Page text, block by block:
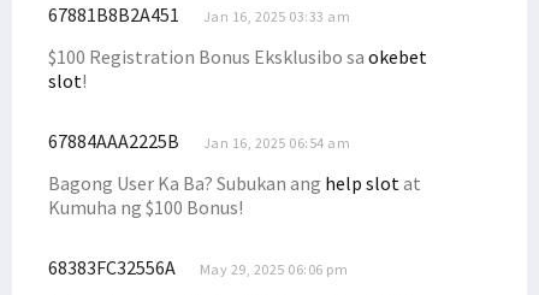
67881B8B2A451 Jan 16, 2025 03:33 am
$100 Registration Bonus Eksklusibo sa okebet
slot!
67884AAA2225B Jan 16, 2025 06:54 am
Bagong User Ka Ba? Subukan ang help slot at
Kumuha ng $100 Bonus!
68383FC32556A May 29, 2025 06:06 pm